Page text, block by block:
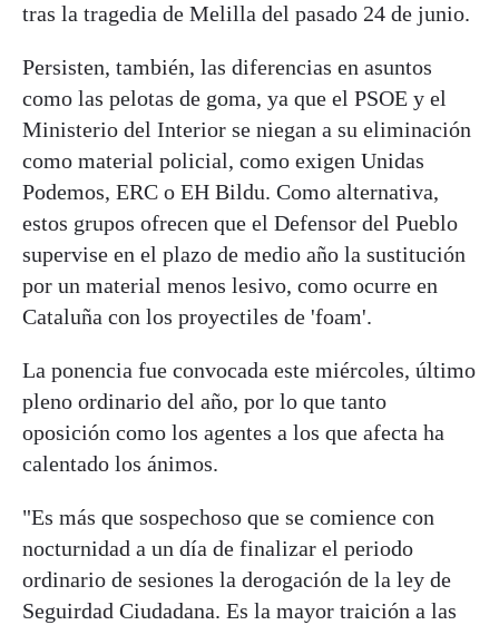
tras la tragedia de Melilla del pasado 24 de junio.
Persisten, también, las diferencias en asuntos
como las pelotas de goma, ya que el PSOE y el
Ministerio del Interior se niegan a su eliminación
como material policial, como exigen Unidas
Podemos, ERC o EH Bildu. Como alternativa,
estos grupos ofrecen que el Defensor del Pueblo
supervise en el plazo de medio año la sustitución
por un material menos lesivo, como ocurre en
Cataluña con los proyectiles de 'foam'.
La ponencia fue convocada este miércoles, último
pleno ordinario del año, por lo que tanto
oposición como los agentes a los que afecta ha
calentado los ánimos.
"Es más que sospechoso que se comience con
nocturnidad a un día de finalizar el periodo
ordinario de sesiones la derogación de la ley de
Seguirdad Ciudadana. Es la mayor traición a las